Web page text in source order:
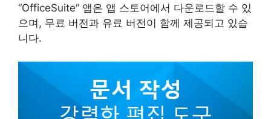
“OfficeSuite” 앱은 앱 스토어에서 다운로드할 수 있
으며, 무료 버전과 유료 버전이 함께 제공되고 있습
니다.